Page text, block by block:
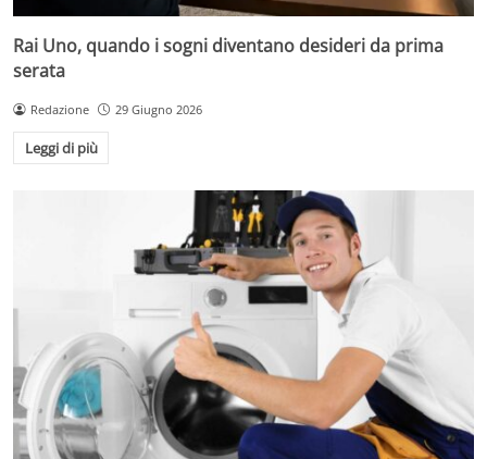
Rai Uno, quando i sogni diventano desideri da prima
serata
Redazione 29 Giugno 2026
Leggi di più